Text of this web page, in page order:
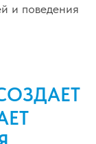
и поведения